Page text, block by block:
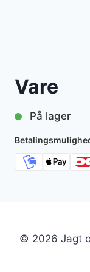
Vare
På lager
© 2026 Jagt